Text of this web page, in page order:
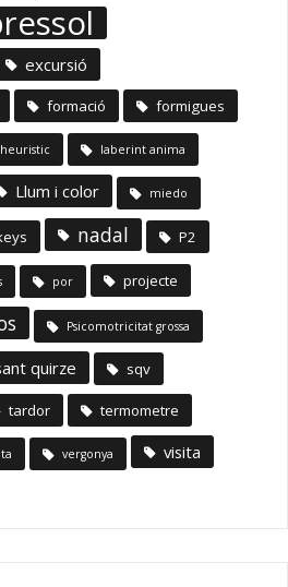
excursió
formació formigues
laberint anima
Llum i color miedo
nadal P2
por projecte
Psicomotricitat grossa
quirze sqv
tardor termometre
vergonya visita